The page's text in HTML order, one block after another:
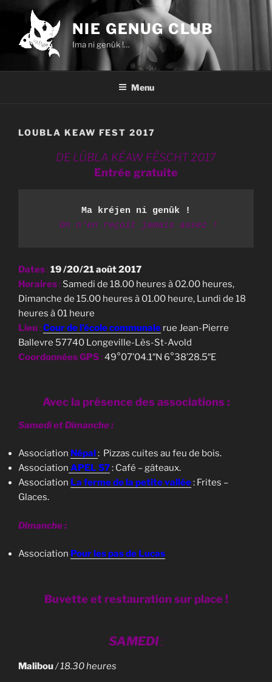
contenu
principal
NIE GENUG CLUB
Ima ni genûk !…
Menu
LOUBLA KEAW FEST 2017
DE LÛBLA KËAW FÉSCHT 2017
Entrée gratuite
Ma kréjen ni genûk !
On n'en reçoit jamais assez !
Dates :19 /20/21 août 2017
Horaires : Samedi de 18.00 heures à 02.00 heures,
Dimanche de 15.00 heures à 01.00 heure, Lundi de 18
heures à 01 heure
Lieu :Cour del’écolecommunale rue Jean-Pierre
Ballevre 57740 Longeville-Lès-St-Avold
Coordonnées GPS :49°07’04.1″N 6°38’28.5″E
Avec la présence des associations :
Samedi et Dimanche :
Association Népal : Pizzas cuites au feu de bois.
Association APEL 57: Café – gâteaux.
Association La ferme de la petite vallée: Frites –
Glaces.
Dimanche :
Association Pour les pas de Lucas
Buvette et restauration sur place !
SAMEDI:
Malibou/ 18.30 heures